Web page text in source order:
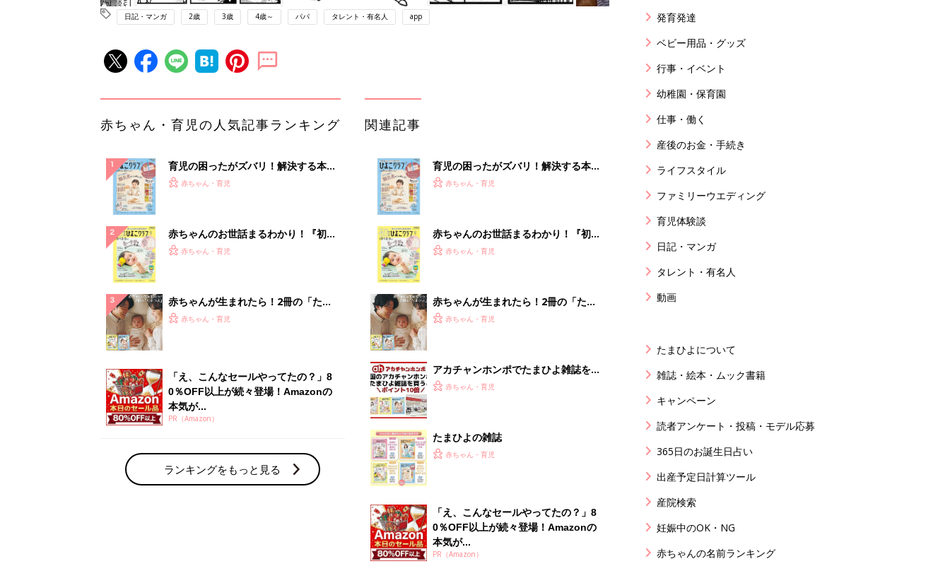
日記・マンガ 2歳 3歳 4歳～ パパ タレント・有名人 app
赤ちゃん・育児の人気記事ランキング
育児の困ったがズバリ！解決する本
『ひよこクラブ 秋号』 4カ月～2才
赤ちゃん・育児
赤ちゃんのお世話まるわかり！『初め
てのひよこクラブ 夏号』〈巻頭大特
赤ちゃん・育児
赤ちゃんが生まれたら！2冊の「たま
ひよ」
赤ちゃん・育児
「え、こんなセールやってたの？」8
0％OFF以上が続々登場！Amazonの
本気が...
PR（Amazon）
ランキングをもっと見る
関連記事
育児の困ったがズバリ！解決する本
『ひよこクラブ 秋号』 4カ月～2才
赤ちゃん・育児
赤ちゃんのお世話まるわかり！『初め
てのひよこクラブ 夏号』〈巻頭大特
赤ちゃん・育児
赤ちゃんが生まれたら！2冊の「たま
ひよ」
赤ちゃん・育児
アカチャンホンポでたまひよ雑誌を買
うとポイント10倍【期間限定】
赤ちゃん・育児
たまひよの雑誌
赤ちゃん・育児
「え、こんなセールやってたの？」8
0％OFF以上が続々登場！Amazonの
本気が...
PR（Amazon）
発育発達
ベビー用品・グッズ
行事・イベント
幼稚園・保育園
仕事・働く
産後のお金・手続き
ライフスタイル
ファミリーウエディング
育児体験談
日記・マンガ
タレント・有名人
動画
たまひよについて
雑誌・絵本・ムック書籍
キャンペーン
読者アンケート・投稿・モデル応募
365日のお誕生日占い
出産予定日計算ツール
産院検索
妊娠中のOK・NG
赤ちゃんの名前ランキング